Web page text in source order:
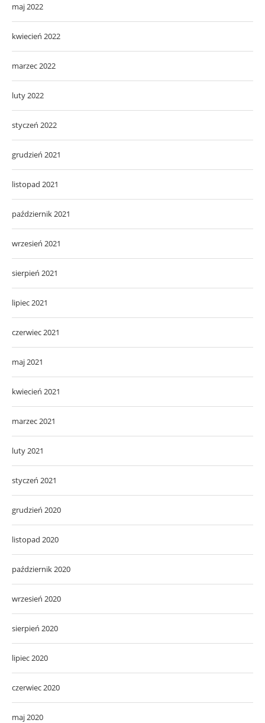
maj 2022
kwiecień 2022
marzec 2022
luty 2022
styczeń 2022
grudzień 2021
listopad 2021
październik 2021
wrzesień 2021
sierpień 2021
lipiec 2021
czerwiec 2021
maj 2021
kwiecień 2021
marzec 2021
luty 2021
styczeń 2021
grudzień 2020
listopad 2020
październik 2020
wrzesień 2020
sierpień 2020
lipiec 2020
czerwiec 2020
maj 2020